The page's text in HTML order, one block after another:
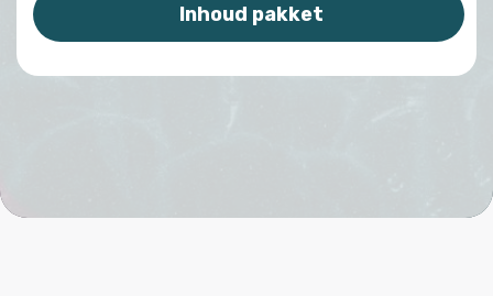
Inhoud pakket